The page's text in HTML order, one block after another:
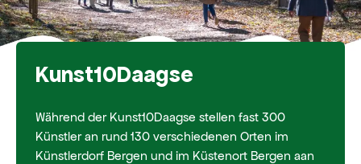
Kunst10Daagse
Während der Kunst10Daagse stellen fast 300
Künstler an rund 130 verschiedenen Orten im
Künstlerdorf Bergen und im Küstenort Bergen aan